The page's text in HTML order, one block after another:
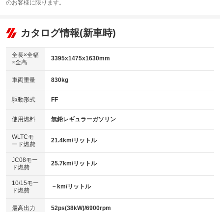
リフトアップ
：装備なし
：装備なし
パワーウィンドウ
アイドリングストップ
：装備あり
USB入力端子
：装備あり
100V電源
：装備なし
センターデフロック
：装備なし
電動格納ミラー
：装備あり
：装備なし
ビジュアル
：装備なし
：装備あり
革シート
キーレス
HID(キセノンライト)
：装備なし
バックカメラ
：装備なし
エアロ
：装備なし
：装備なし
パワーシート
ベンチシート
：装備なし
チップアップシート
：装備なし
のお客様に限ります。
カタログ情報(新車時)
全長×全幅
×全高
3395x1475x1630mm
車両重量 830kg
駆動形式 FF
使用燃料 無鉛レギュラーガソリン
WLTCモ
ード燃費
21.4km/リットル
JC08モー
ド燃費
25.7km/リットル
10/15モー
ド燃費
－km/リットル
最高出力 52ps(38kW)/6900rpm